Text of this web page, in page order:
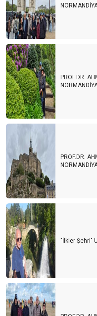
PROF.DR.
PROF.DR.
"İlkler Şehri"